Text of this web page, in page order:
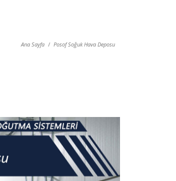
Ana Sayfa Posof Soğuk Hava Deposu